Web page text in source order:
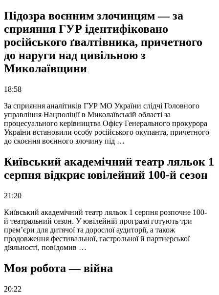
Підозра воєнним злочинцям — за
сприяння ГУР ідентифіковано
російського ґвалтівника, причетного
до наруги над цивільною з
Миколаївщини
18:58
За сприяння аналітиків ГУР МО України слідчі Головного
управління Нацполіції в Миколаївській області за
процесуального керівництва Офісу Генерального прокурора
України встановили особу російського окупанта, причетного
до скоєння воєнного злочину під …
Київський академічний театр ляльок 1
серпня відкриє ювілейний 100-й сезон
21:20
Київський академічний театр ляльок 1 серпня розпочне 100-
й театральний сезон. У ювілейній програмі готують три
прем’єри для дитячої та дорослої аудиторії, а також
продовження фестивальної, гастрольної й партнерської
діяльності, повідомив …
Моя робота — війна
20:22